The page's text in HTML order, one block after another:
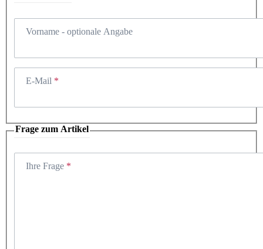
Vorname - optionale Angabe
E-Mail
Frage zum Artikel
Ihre Frage